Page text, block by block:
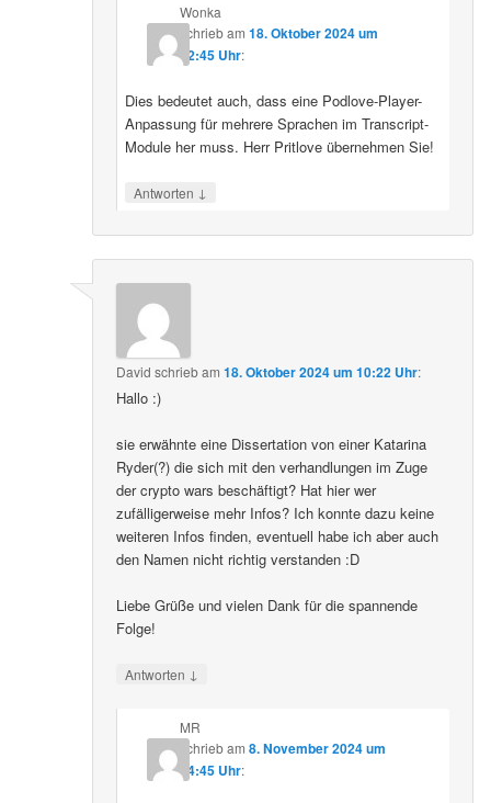
Wonka
schriebam 18. Oktober 2024 um
12:45 Uhr:
Dies bedeutet auch, dass eine Podlove-Player-
Anpassung für mehrere Sprachen im Transcript-
Module her muss. Herr Pritlove übernehmen Sie!
Antworten ↓
David schriebam18. Oktober 2024 um 10:22 Uhr:
Hallo :)
sie erwähnte eine Dissertation von einer Katarina
Ryder(?) die sich mit den verhandlungen im Zuge
der crypto wars beschäftigt? Hat hier wer
zufälligerweise mehr Infos? Ich konnte dazu keine
weiteren Infos finden, eventuell habe ich aber auch
den Namen nicht richtig verstanden :D
Liebe Grüße und vielen Dank für die spannende
Folge!
Antworten ↓
MR
schriebam 8. November 2024 um
14:45 Uhr: